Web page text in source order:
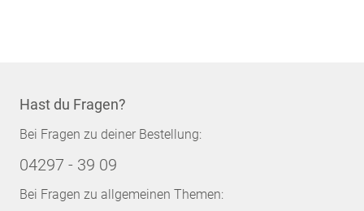
Hast du Fragen?
Bei Fragen zu deiner Bestellung:
04297 - 39 09
Bei Fragen zu allgemeinen Themen: